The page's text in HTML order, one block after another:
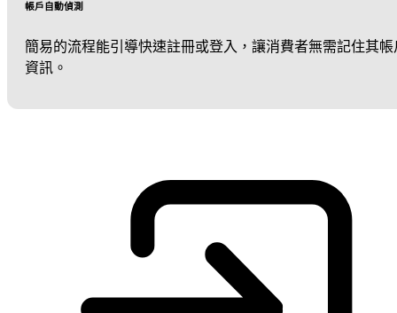
帳戶自動偵測
簡易的流程能引導快速註冊或登入，讓消費者無需記住其帳
資訊。